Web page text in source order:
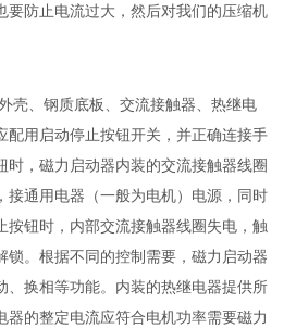
要防止电流过大，然后对我们的压缩机
壳、钢质底板、交流接触器、热继电
配用启动停止按钮开关，并正确连接手
时，磁力启动器内装的交流接触器线圈
接通用电器（一般为电机）电源，同时
按钮时，内部交流接触器线圈失电，触
锁。根据不同的控制需要，磁力启动器
、换相等功能。内装的热继电器提供所
器的整定电流应符合电机功率需要磁力